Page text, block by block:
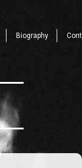
Biography Cont